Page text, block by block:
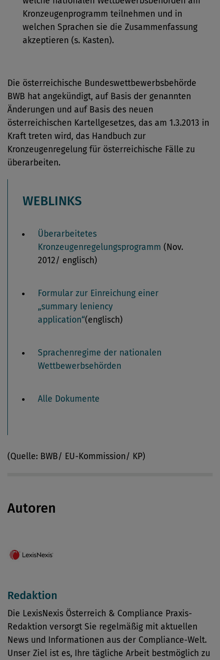
Kronzeugenprogramm teilnehmen und in
welchen Sprachen sie die Zusammenfassung
akzeptieren (s. Kasten).
Die österreichische Bundeswettbewerbsbehörde
BWB hat angekündigt, auf Basis der genannten
Änderungen und auf Basis des neuen
österreichischen Kartellgesetzes, das am 1.3.2013 in
Kraft treten wird, das Handbuch zur
Kronzeugenregelung für österreichische Fälle zu
überarbeiten.
WEBLINKS
Überarbeitetes
Kronzeugenregelungsprogramm (Nov.
2012/ englisch)
Formular zur Einreichung einer
„summary leniency
application“(englisch)
Sprachenregime der nationalen
Wettbewerbsehörden
Alle Dokumente
(Quelle: BWB/ EU-Kommission/ KP)
Autoren
Redaktion
Die LexisNexis Österreich & Compliance Praxis-
Redaktion versorgt Sie regelmäßig mit aktuellen
News und Informationen aus der Compliance-Welt.
Unser Ziel ist es, Ihre tägliche Arbeit bestmöglich zu